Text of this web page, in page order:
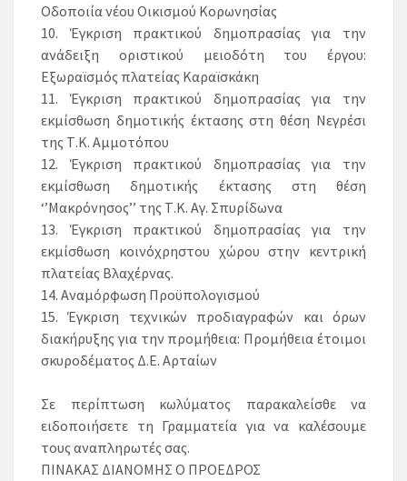
Οδοποιία νέου Οικισμού Κορωνησίας
10. Έγκριση πρακτικού δημοπρασίας για την
ανάδειξη οριστικού μειοδότη του έργου:
Εξωραϊσμός πλατείας Καραϊσκάκη
11. Έγκριση πρακτικού δημοπρασίας για την
εκμίσθωση δημοτικής έκτασης στη θέση Νεγρέσι
της Τ.Κ. Αμμοτόπου
12. Έγκριση πρακτικού δημοπρασίας για την
εκμίσθωση δημοτικής έκτασης στη θέση
‘’Μακρόνησος’’ της Τ.Κ. Αγ. Σπυρίδωνα
13. Έγκριση πρακτικού δημοπρασίας για την
εκμίσθωση κοινόχρηστου χώρου στην κεντρική
πλατείας Βλαχέρνας.
14. Αναμόρφωση Προϋπολογισμού
15. Έγκριση τεχνικών προδιαγραφών και όρων
διακήρυξης για την προμήθεια: Προμήθεια έτοιμοι
σκυροδέματος Δ.Ε. Αρταίων
Σε περίπτωση κωλύματος παρακαλείσθε να
ειδοποιήσετε τη Γραμματεία για να καλέσουμε
τους αναπληρωτές σας.
ΠΙΝΑΚΑΣ ΔΙΑΝΟΜΗΣ Ο ΠΡΟΕΔΡΟΣ